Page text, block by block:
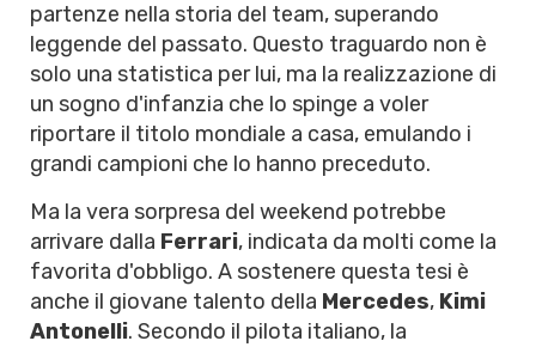
partenze nella storia del team, superando
leggende del passato. Questo traguardo non è
solo una statistica per lui, ma la realizzazione di
un sogno d'infanzia che lo spinge a voler
riportare il titolo mondiale a casa, emulando i
grandi campioni che lo hanno preceduto.
Ma la vera sorpresa del weekend potrebbe
arrivare dalla Ferrari, indicata da molti come la
favorita d'obbligo. A sostenere questa tesi è
anche il giovane talento della Mercedes, Kimi
Antonelli. Secondo il pilota italiano, la